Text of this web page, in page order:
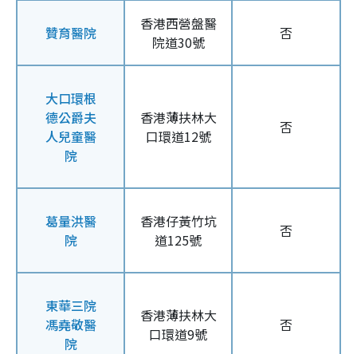
贊育醫院
香港西營盤醫
院道30號
否
大口環根
德公爵夫
人兒童醫
院
香港薄扶林大
口環道12號
否
葛量洪醫
院
香港仔黃竹坑
道125號
否
東華三院
馮堯敬醫
院
香港薄扶林大
口環道9號
否